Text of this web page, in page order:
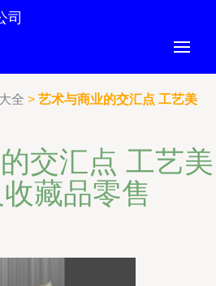
司
全 > 艺术与商业的交汇点 工艺美
交汇点 工艺美
藏品零售